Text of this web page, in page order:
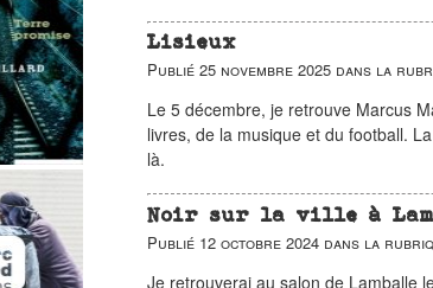
Lisieux
Publié25 novembre 2025 dans la
Le 5 décembre, je retrouve Marcus
livres, de la musique et du football.
là.
Noir sur la ville à
Publié 12 octobre 2024 dans la
Je retrouverai au salon de Lamballe